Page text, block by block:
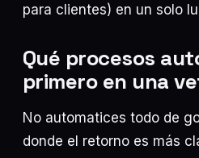
para clientes) en un solo
Qué procesos
primero en una
No automatices todo de
donde el retorno es más